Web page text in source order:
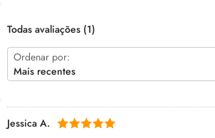
Todas avaliações (1)
Ordenar por:
Mais recentes
Jessica A.